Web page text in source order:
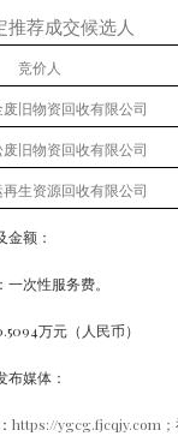
推荐成交候选人
竞价人
旧物资回收有限公司
旧物资回收有限公司
生资源回收有限公司
金额：
次性服务费。
万元（人民币）
布媒体：
https://ygcg.fjcqjy.com；